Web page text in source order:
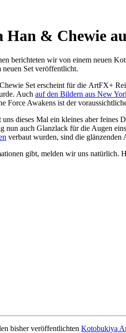
& Chewie
berichteten wir von einem neuen
neuen Set veröffentlicht.
Set erscheint für die ArtFX+
Auch auf den Bildern aus New
Force Awakens ist der
uns dieses Mal ein kleines aber
nun auch Glanzlack für die Augen
verbaut wurden, sind die
gibt, melden wir uns natürlich.
bisher veröffentlichten Kotobukiya